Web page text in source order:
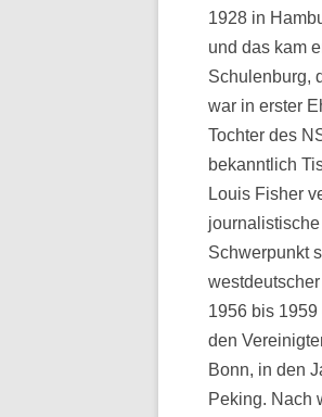
1928 in
und das kam
Schulenburg,
war in erster
Tochter des
bekanntlich
Louis Fisher
Schwerpunkt
1956 bis
den
Bonn, in den
Peking. Nach